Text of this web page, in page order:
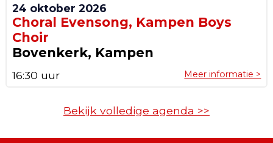
24 oktober 2026
Choral Evensong, Kampen Boys
Choir
Bovenkerk, Kampen
Meer informatie >
16:30 uur
Bekijk volledige agenda >>